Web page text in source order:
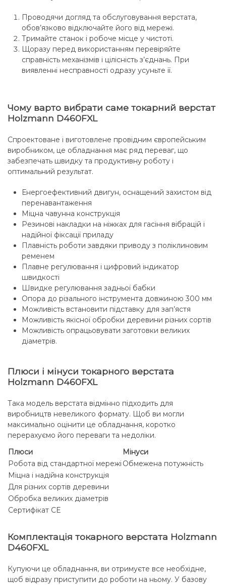
Проводячи догляд та обслуговування верстата,
обов’язково відключайте його від мережі.
Тримайте станок і робоче місце у чистоті.
Щоразу перед використанням перевіряйте
справність механізмів і цілісність з’єднань. При
виявленні несправності одразу усуньте її.
Чому варто вибрати саме токарний верстат
Holzmann D460FXL
Спроектоване і виготовлене провідним європейським
виробником, це обладнання має ряд переваг, що
забезпечать швидку та продуктивну роботу і
оптимальний результат.
Енергоефективний двигун, оснащений захистом від
перенавантаження
Міцна чавунна конструкція
Резинові накладки на ніжках для гасіння вібрацій і
надійної фіксації приладу
Плавність роботи завдяки приводу з поліклиновим
ременем
Плавне регулювання і цифровий індикатор
швидкості
Швидке регулювання задньої бабки
Опора до різального інструмента довжиною 300 мм
Можливість встановити підставку для зап’ястя
Можливість якісної обробки деревини різних сортів
Можливість опрацьовувати заготовки великих
діаметрів.
Плюси і мінуси токарного верстата
Holzmann D460FXL
Така модель верстата відмінно підходить для
виробництв невеликого формату. Щоб ви могли
максимально оцінити це обладнання, коротко
перерахуємо його переваги та недоліки.
Плюси
Мінуси
Робота від стандартної мережі Обмежена потужність
Міцна і надійна конструкція
Для різних сортів деревини
Обробка великих діаметрів
Сертифікат CE
Комплектація токарного верстата Holzmann
D460FXL
Купуючи це обладнання, ви отримуєте все необхідне,
щоб відразу приступити до роботи на ньому. У базову